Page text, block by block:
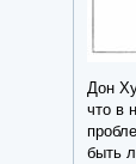
Дон
что в
быть